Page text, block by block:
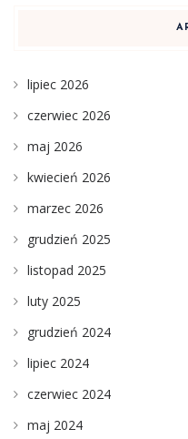
lipiec 2026
czerwiec 2026
maj 2026
kwiecień 2026
marzec 2026
grudzień 2025
listopad 2025
luty 2025
grudzień 2024
lipiec 2024
czerwiec 2024
maj 2024